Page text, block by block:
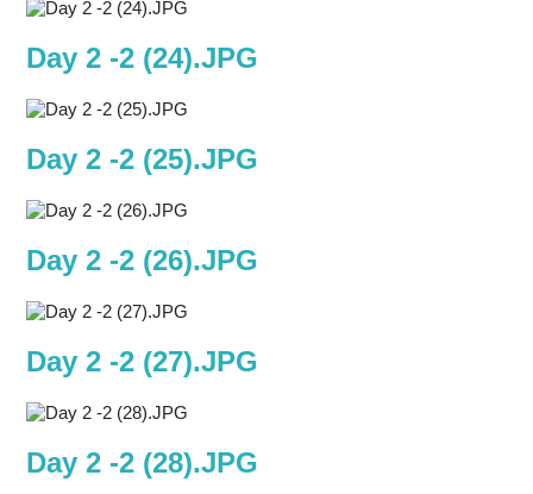
Day 2 -2 (24).JPG
Day 2 -2 (25).JPG
Day 2 -2 (26).JPG
Day 2 -2 (27).JPG
Day 2 -2 (28).JPG